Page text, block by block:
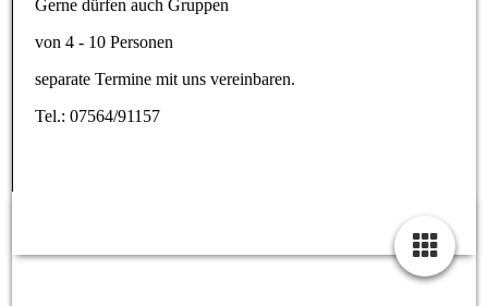
Gerne dürfen auch Gruppen
von 4 - 10 Personen
separate Termine mit uns vereinbaren.
Tel.: 07564/91157